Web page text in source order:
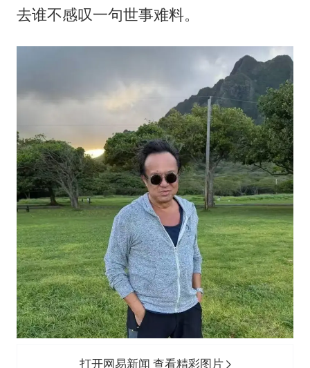
去谁不感叹一句世事难料。
打开网易新闻 查看精彩图片